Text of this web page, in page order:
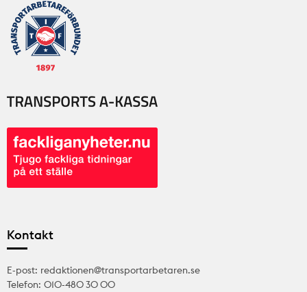
Kontakt
E-post: redaktionen@transportarbetaren.se
Telefon: 010-480 30 00